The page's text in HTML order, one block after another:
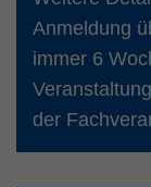
Anmeldung
immer 6
der